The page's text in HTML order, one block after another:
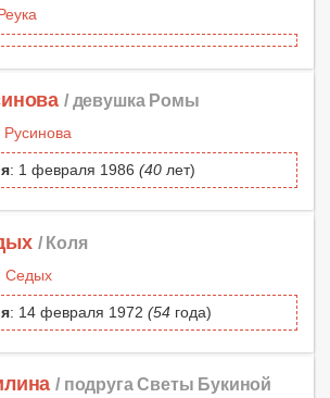
/ девушка Ромы
: 1 февраля 1986 (40 лет)
/ Коля
: 14 февраля 1972 (54 года)
/ подруга Светы Букиной